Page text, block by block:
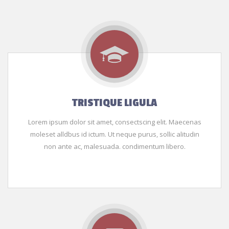
TRISTIQUE LIGULA
Lorem ipsum dolor sit amet, consectscing elit. Maecenas
moleset alldbus id ictum. Ut neque purus, sollic alitudin
non ante ac, malesuada. condimentum libero.